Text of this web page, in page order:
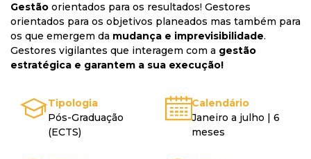
Gestão orientados para os resultados! Gestores
orientados para os objetivos planeados mas também para
os que emergem da mudança e imprevisibilidade.
Gestores vigilantes que interagem com a gestão
estratégica e garantem a sua execução!
Tipologia
Pós-Graduação
(ECTS)
Calendário
Janeiro a julho | 6
meses